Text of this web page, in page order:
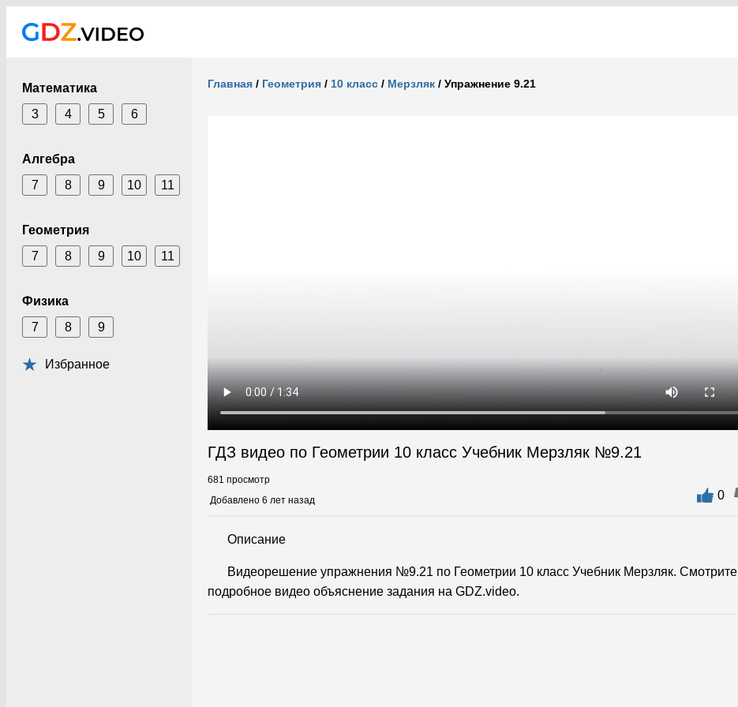
Математика
3
4 5 6
Алгебра
7
8 9 10 11
Геометрия
7
8 9 10 11
Физика
7
8 9
Избранное
Главная / Геометрия / 10 класс / Мерзляк / Упражнение 9.21
ГДЗ видео по Геометрии 10 класс Учебник Мерзляк №9.21
681 просмотр
Добавлено 6 лет назад
0
Описание
Видеорешение упражнения №9.21 по Геометрии 10 класс Учебник Мерзляк. Смотрите
подробное видео объяснение задания на GDZ.video.